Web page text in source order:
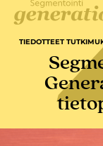
TIEDOTTEET